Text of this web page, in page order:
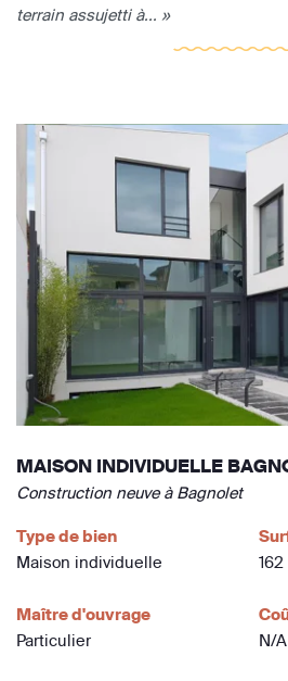
terrain assujetti à... »
MAISON INDIVIDUELLE
Construction neuve à Bagnolet
Type de bien
Maison individuelle
Maître d'ouvrage
Particulier
N/A